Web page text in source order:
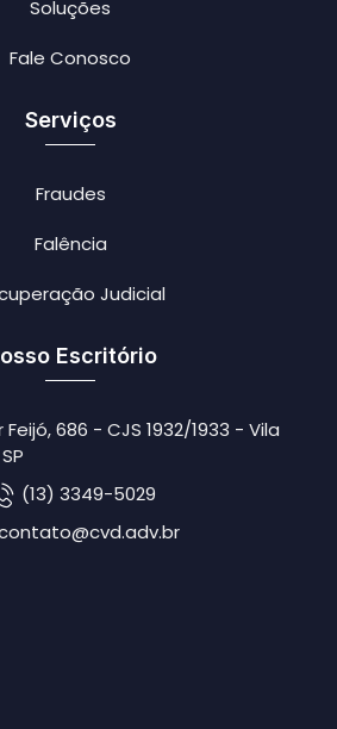
Soluções
Fale Conosco
Serviços
Fraudes
Falência
Judicial
Escritório
686 - CJS 1932/1933 - Vila
(13) 3349-5029